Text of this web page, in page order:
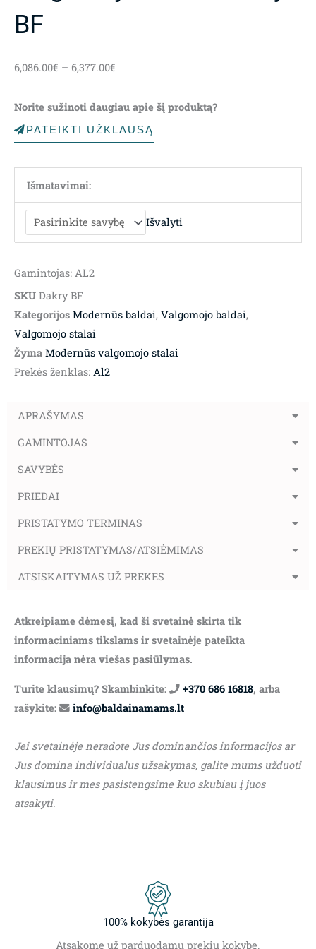
BF
6,086.00€ – 6,377.00€
through
6,377.00€
Norite sužinoti daugiau apie šį produktą?
PATEIKTI UŽKLAUSĄ
Išmatavimai:
Išvalyti
Gamintojas: AL2
SKU Dakry BF
Kategorijos Modernūs baldai, Valgomojo baldai,
Valgomojo stalai
Žyma Modernūs valgomojo stalai
Prekės ženklas: Al2
APRAŠYMAS
GAMINTOJAS
SAVYBĖS
PRIEDAI
PRISTATYMO TERMINAS
PREKIŲ PRISTATYMAS/ATSIĖMIMAS
ATSISKAITYMAS UŽ PREKES
Atkreipiame dėmesį, kad ši svetainė skirta tik
informaciniams tikslams ir svetainėje pateikta
informacija nėra viešas pasiūlymas.
Turite klausimų? Skambinkite: +370 686 16818, arba
rašykite:
info@baldainamams.lt
Jei svetainėje neradote Jus dominančios informacijos ar
Jus domina individualus užsakymas, galite mums užduoti
klausimus ir mes pasistengsime kuo skubiau į juos
atsakyti.
100% kokybės garantija
Atsakome už parduodamų prekių kokybę.